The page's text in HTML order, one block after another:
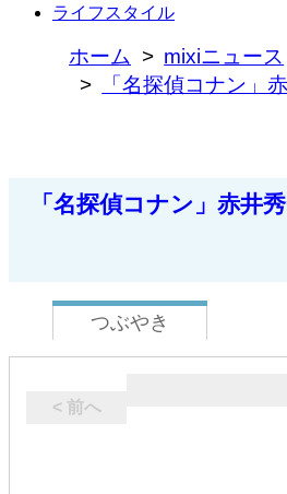
ライフスタイル
ホーム mixiニュース
「名探偵コナン
「名探偵コナン」赤
つぶやき
< 前へ